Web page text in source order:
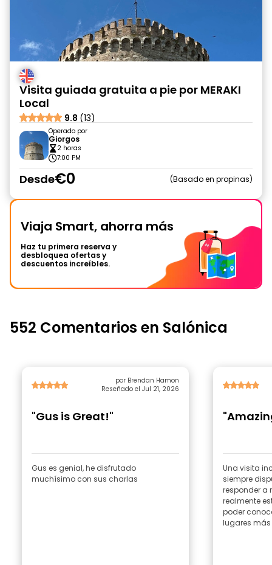
Visita guiada gratuita a pie por MERAKI
Local
9.8 (13)
Operado por
Giorgos
2 horas
7:00 PM
Desde€0 Basado en propinas
Viaja Smart, ahorra más
Haz tu primera reserva y
desbloquea ofertas y
descuentos increíbles.
552 Comentarios en Salónica
por Brendan Hamon
Reseñado el Jul 21, 2026
"Gus is Great!"
Gus es genial, he disfrutado
muchísimo con sus charlas
Una visita
siempre
responder a
realmente
poder
lugares